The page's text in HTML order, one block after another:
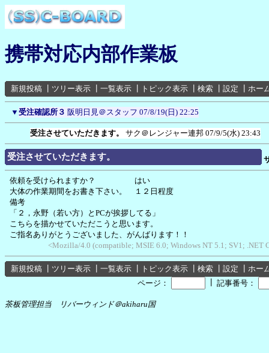
携帯対応内部作業板
新規投稿 ツリー表示 一覧表示 トピック表示 検索 設定 ホー
▼ 受注確認所３ 阪明日見＠スタッフ 07/8/19(日) 22:25
受注させていただきます。 サク＠レンジャー連邦 07/9/5(水) 23:43
受注させていただきます。
依頼を受けられますか？ はい
大体の作業期間をお書き下さい。 １２日程度
備考
「２，永野（若い方）とPCが挨拶してる」
こちらを描かせていただこうと思います。
ご指名ありがとうございました、がんばります！！
<Mozilla/4.0 (compatible; MSIE 6.0; Windows NT 5.1; SV1; .NET
新規投稿 ツリー表示 一覧表示 トピック表示 検索 設定
ホー
ページ：
記事番号：
茶板管理担当 リバーウィンド＠akiharu国